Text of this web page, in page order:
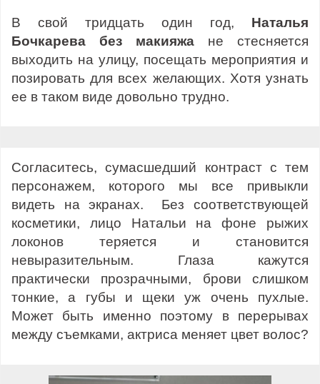
В свой тридцать один год, Наталья
Бочкарева без макияжа не стесняется
выходить на улицу, посещать мероприятия и
позировать для всех желающих. Хотя узнать
ее в таком виде довольно трудно.
Согласитесь, сумасшедший контраст с тем
персонажем, которого мы все привыкли
видеть на экранах. Без соответствующей
косметики, лицо Натальи на фоне рыжих
локонов теряется и становится
невыразительным. Глаза кажутся
практически прозрачными, брови слишком
тонкие, а губы и щеки уж очень пухлые.
Может быть именно поэтому в перерывах
между съемками, актриса меняет цвет волос?